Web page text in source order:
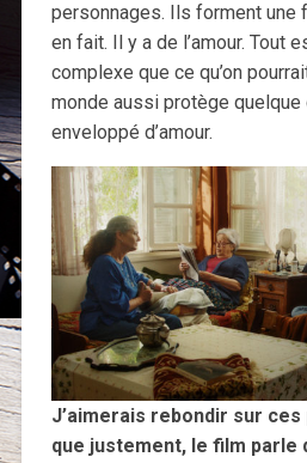
personnages. Ils forment une
en fait. Il y a de l’amour. Tout
complexe que ce qu’on
monde aussi protège quelque
enveloppé d’amour.
J’aimerais rebondir sur
que justement, le film parle